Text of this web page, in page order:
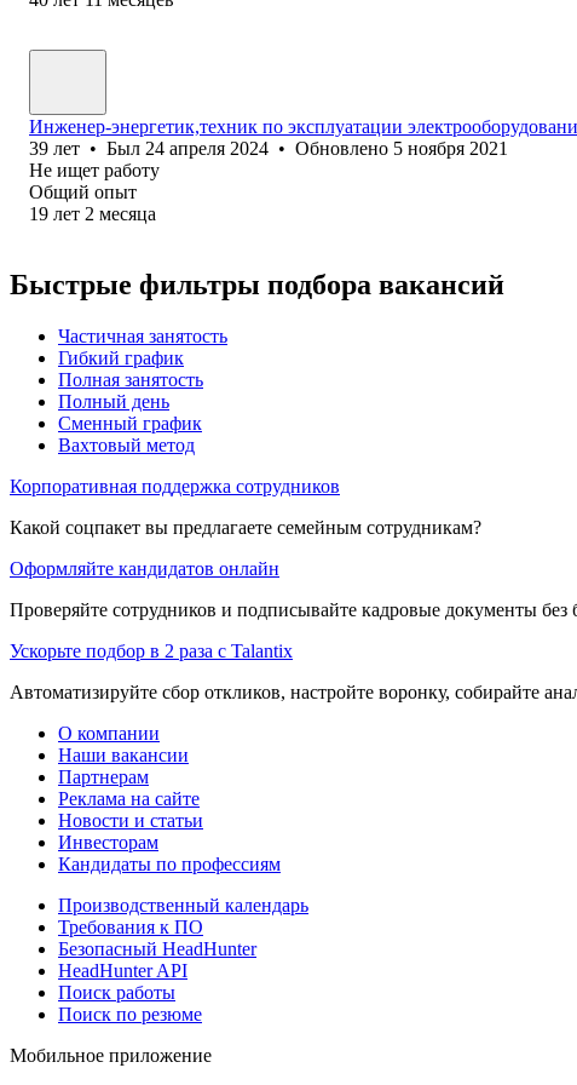
Инженер-энергетик,техник по эксплуатации
39 лет • Был 24 апреля 2024 • Обновлено 5 ноября 2021
Не ищет работу
Общий опыт
19 лет 2 месяца
Быстрые фильтры подбора вакансий
Частичная занятость
Гибкий график
Полная занятость
Полный день
Сменный график
Вахтовый метод
Корпоративная поддержка сотрудников
Какой соцпакет вы предлагаете семейным сотрудникам?
Оформляйте кандидатов онлайн
Проверяйте сотрудников и подписывайте кадровые документы без
Ускорьте подбор в 2 раза с Talantix
Автоматизируйте сбор откликов, настройте воронку, собирайте
О компании
Наши вакансии
Партнерам
Реклама на сайте
Новости и статьи
Инвесторам
Кандидаты по профессиям
Производственный календарь
Требования к ПО
Безопасный HeadHunter
HeadHunter API
Поиск работы
Поиск по резюме
Мобильное приложение